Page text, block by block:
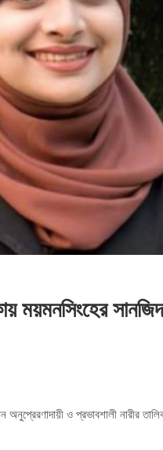
ময়মনসিংহের
ও প্রভাবশালী নারীর